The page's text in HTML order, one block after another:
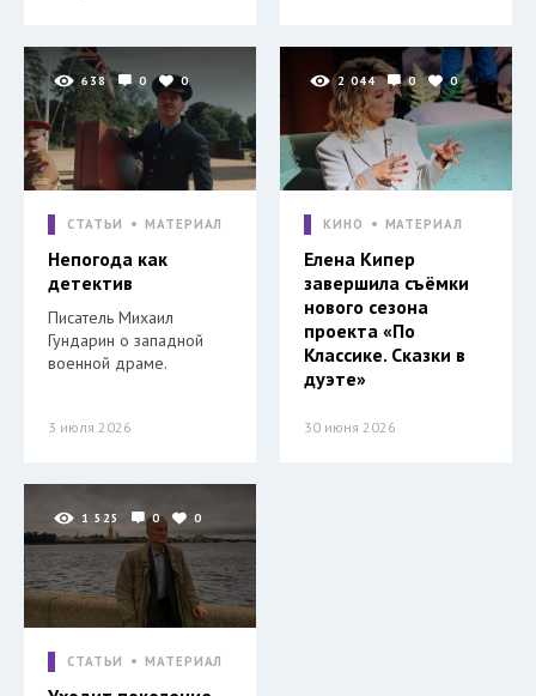
638 0 0
СТАТЬИ МАТЕРИАЛ
Непогода как
детектив
Писатель Михаил
Гундарин о западной
военной драме.
3 июля 2026
2 044 0 0
КИНО МАТЕРИАЛ
Елена Кипер
завершила съёмки
нового сезона
проекта «По
Классике. Сказки в
дуэте»
30 июня 2026
1 525 0 0
СТАТЬИ МАТЕРИАЛ